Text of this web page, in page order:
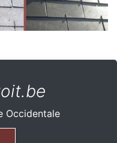
Occidentale